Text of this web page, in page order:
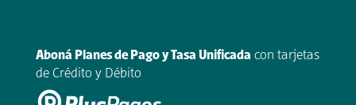
Aboná Planes de Pago y Tasa Unificada con tarjetas
de Crédito y Débito